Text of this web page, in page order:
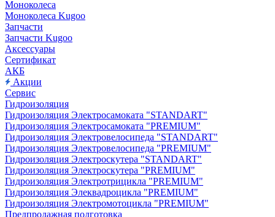
Моноколеса
Моноколеса Kugoo
Запчасти
Запчасти Kugoo
Аксессуары
Сертификат
АКБ
Акции
Сервис
Гидроизоляция
Гидроизоляция Электросамоката "STANDART"
Гидроизоляция Электросамоката "PREMIUM"
Гидроизоляция Электровелосипеда "STANDART"
Гидроизоляция Электровелосипеда "PREMIUM"
Гидроизоляция Электроскутера "STANDART"
Гидроизоляция Электроскутера "PREMIUM"
Гидроизоляция Электротрицикла "PREMIUM"
Гидроизоляция Элеквадроцикла "PREMIUM"
Гидроизоляция Электромотоцикла "PREMIUM"
Предпродажная подготовка